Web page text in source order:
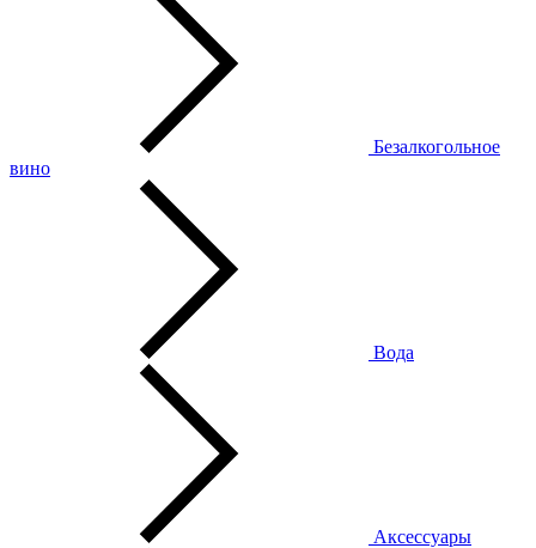
Безалкогольное
вино
Вода
Аксессуары